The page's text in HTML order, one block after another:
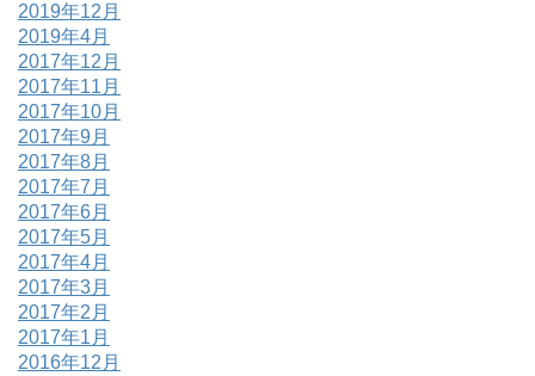
2019年12月
2019年4月
2017年12月
2017年11月
2017年10月
2017年9月
2017年8月
2017年7月
2017年6月
2017年5月
2017年4月
2017年3月
2017年2月
2017年1月
2016年12月